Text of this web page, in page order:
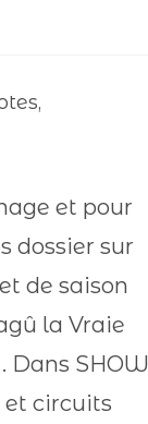
et pour
dossier sur
de saison
la Vraie
Dans SHOW
et circuits